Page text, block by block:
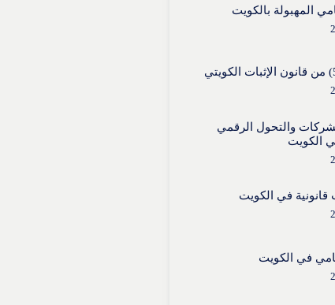
المهبولة بالكويت
والتحول الرقمي
الكويت
في الكويت
في الكويت